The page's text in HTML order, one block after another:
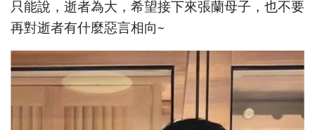
只能說，逝者為大，希望接下來張蘭母子，也不要
再對逝者有什麼惡言相向~